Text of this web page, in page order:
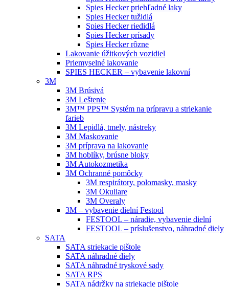
Spies Hecker priehľadné laky
Spies Hecker tužidlá
Spies Hecker riedidlá
Spies Hecker prísady
Spies Hecker rôzne
Lakovanie úžitkových vozidiel
Priemyselné lakovanie
SPIES HECKER – vybavenie lakovní
3M
3M Brúsivá
3M Leštenie
3M™ PPS™ Systém na prípravu a striekanie
farieb
3M Lepidlá, tmely, nástreky
3M Maskovanie
3M príprava na lakovanie
3M hoblíky, brúsne bloky
3M Autokozmetika
3M Ochranné pomôcky
3M respirátory, polomasky, masky
3M Okuliare
3M Overaly
3M – vybavenie dielní Festool
FESTOOL – náradie, vybavenie dielní
FESTOOL – príslušenstvo, náhradné diely
SATA
SATA striekacie pištole
SATA náhradné diely
SATA náhradné tryskové sady
SATA RPS
SATA nádržky na striekacie pištole